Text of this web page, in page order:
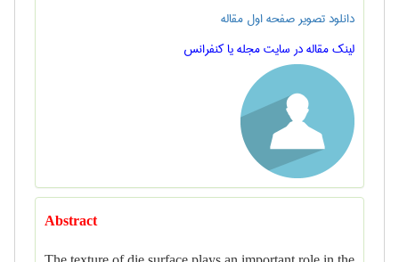
دانلود تصویر صفحه اول مقاله
لینک مقاله در سایت مجله یا کنفرانس
Abstract